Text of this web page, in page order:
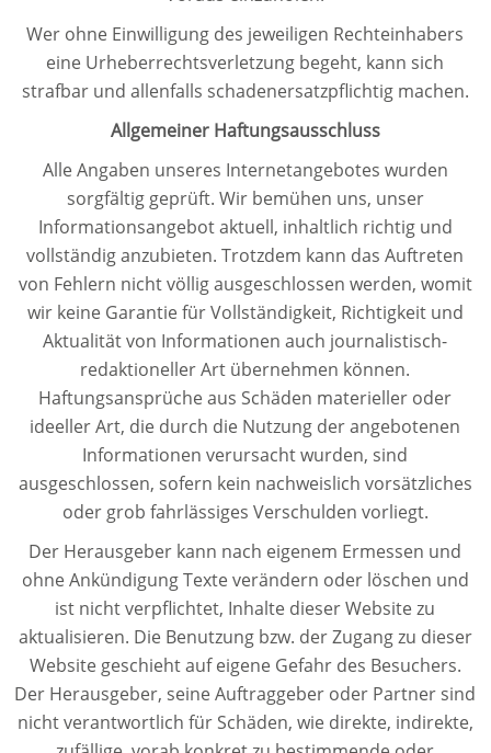
Wer ohne Einwilligung des jeweiligen Rechteinhabers
eine Urheberrechtsverletzung begeht, kann sich
strafbar und allenfalls schadenersatzpflichtig machen.
Allgemeiner Haftungsausschluss
Alle Angaben unseres Internetangebotes wurden
sorgfältig geprüft. Wir bemühen uns, unser
Informationsangebot aktuell, inhaltlich richtig und
vollständig anzubieten. Trotzdem kann das Auftreten
von Fehlern nicht völlig ausgeschlossen werden, womit
wir keine Garantie für Vollständigkeit, Richtigkeit und
Aktualität von Informationen auch journalistisch-
redaktioneller Art übernehmen können.
Haftungsansprüche aus Schäden materieller oder
ideeller Art, die durch die Nutzung der angebotenen
Informationen verursacht wurden, sind
ausgeschlossen, sofern kein nachweislich vorsätzliches
oder grob fahrlässiges Verschulden vorliegt.
Der Herausgeber kann nach eigenem Ermessen und
ohne Ankündigung Texte verändern oder löschen und
ist nicht verpflichtet, Inhalte dieser Website zu
aktualisieren. Die Benutzung bzw. der Zugang zu dieser
Website geschieht auf eigene Gefahr des Besuchers.
Der Herausgeber, seine Auftraggeber oder Partner sind
nicht verantwortlich für Schäden, wie direkte, indirekte,